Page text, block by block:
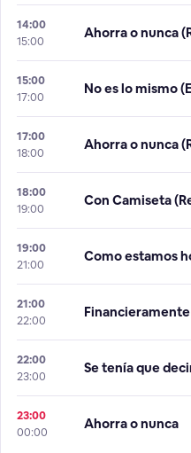
14:00
15:00
Ahorra o nunca
15:00
17:00
No es lo mismo
17:00
18:00
Ahorra o nunca
18:00
19:00
Con Camiseta
19:00
21:00
Como estamos
21:00
22:00
22:00
23:00
Se tenía que
23:00
00:00
Ahorra o nunca